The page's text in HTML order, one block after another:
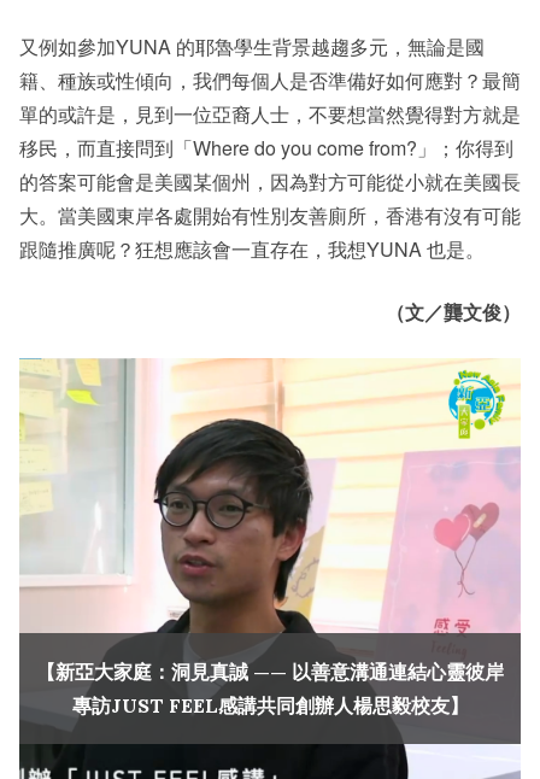
又例如參加YUNA 的耶魯學生背景越趨多元，無論是國
籍、種族或性傾向，我們每個人是否準備好如何應對？最簡
單的或許是，見到一位亞裔人士，不要想當然覺得對方就是
移民，而直接問到「Where do you come from?」；你得到
的答案可能會是美國某個州，因為對方可能從小就在美國長
大。當美國東岸各處開始有性別友善廁所，香港有沒有可能
跟隨推廣呢？狂想應該會一直存在，我想YUNA 也是。
（文／龔文俊）
【新亞大家庭：洞見真誠 —— 以善意溝通連結心靈彼岸
專訪JUST FEEL感講共同創辦人楊思毅校友】